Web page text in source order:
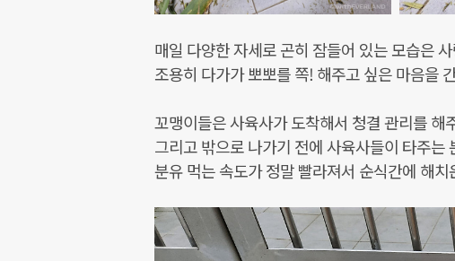
매일 다양한 자세로 곤히 잠들어 있는 모습은
조용히 다가가 뽀뽀를 쪽! 해주고 싶은 마음을
꼬맹이들은 사육사가 도착해서 청결 관리를 해
그리고 밖으로 나가기 전에 사육사들이 타주는
분유 먹는 속도가 정말 빨라져서 순식간에 해